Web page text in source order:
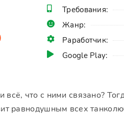
Требования:
Жанр:
Раработчик:
Google Play:
что с ними связано?
равнодушным всех